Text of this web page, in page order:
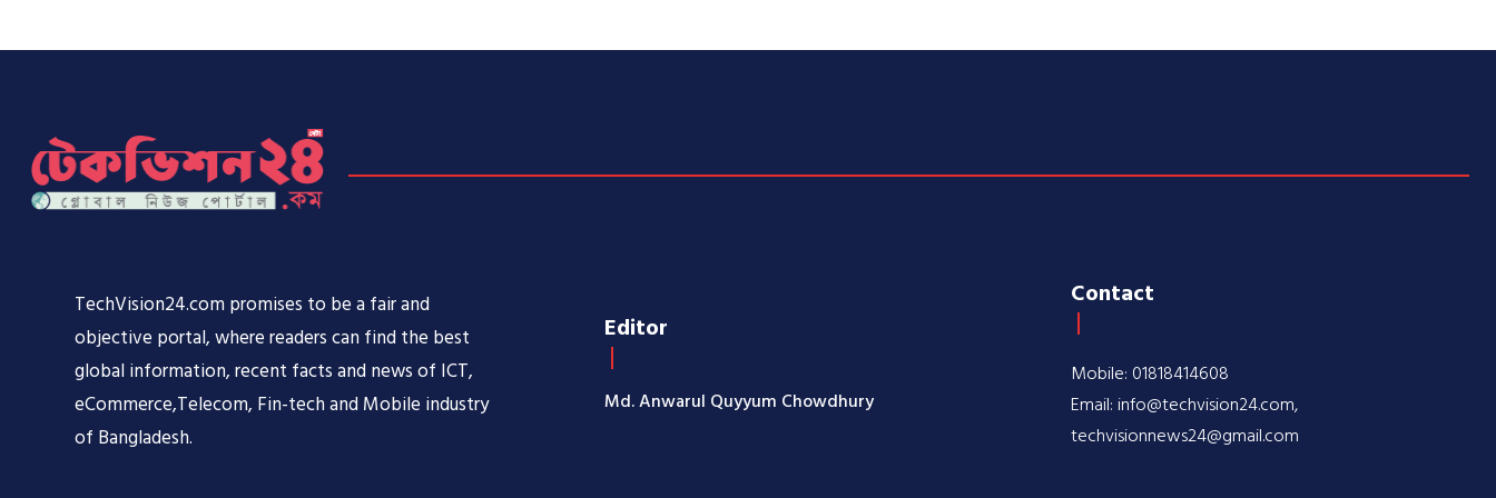
TechVision24.com promises to be a fair and
objective portal, where readers can find the best
global information, recent facts and news of ICT,
eCommerce,Telecom, Fin-tech and Mobile industry
of Bangladesh.
Editor
Md. Anwarul Quyyum Chowdhury
Contact
Mobile: 01818414608
Email: info@techvision24.com,
techvisionnews24@gmail.com